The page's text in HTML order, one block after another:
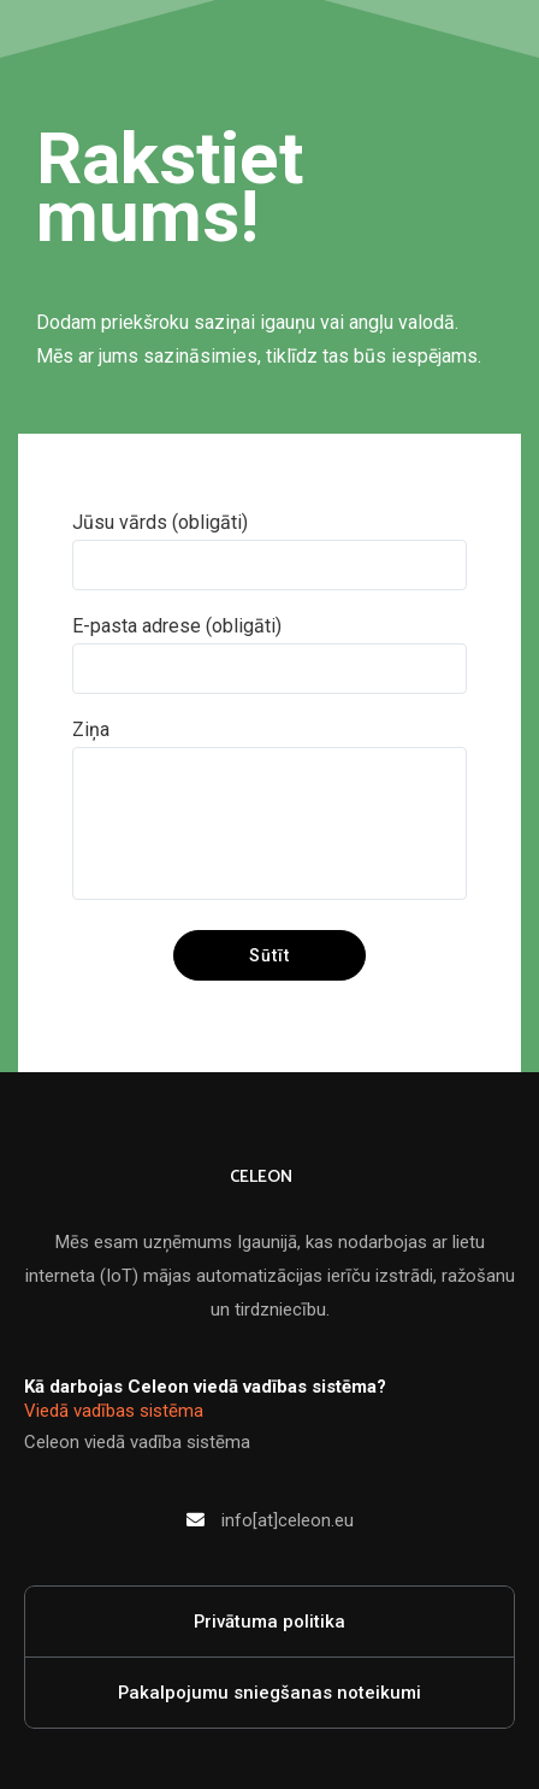
Rakstiet
mums!
Dodam priekšroku saziņai igauņu vai angļu valodā.
Mēs ar jums sazināsimies, tiklīdz tas būs iespējams.
Jūsu vārds (obligāti)
E-pasta adrese (obligāti)
Ziņa
CELEON
Mēs esam uzņēmums Igaunijā, kas nodarbojas ar lietu
interneta (IoT) mājas automatizācijas ierīču izstrādi, ražošanu
un tirdzniecību.
Kā darbojas Celeon viedā vadības sistēma?
Viedā vadības sistēma
Celeon viedā vadība sistēma
info[at]celeon.eu
Privātuma politika
Pakalpojumu sniegšanas noteikumi